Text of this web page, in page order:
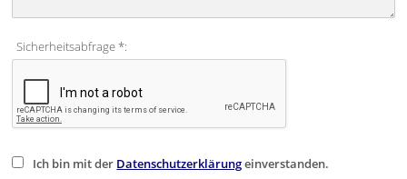
Sicherheitsabfrage *:
Ich bin mit der Datenschutzerklärungeinverstanden.